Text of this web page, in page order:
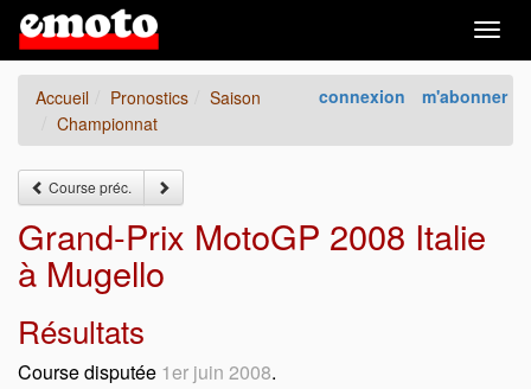
connexion m'abonner
Accueil Pronostics
Saison
Championnat
Course préc.
Grand-Prix MotoGP 2008 Italie
à Mugello
Résultats
Course disputée 1er juin 2008.